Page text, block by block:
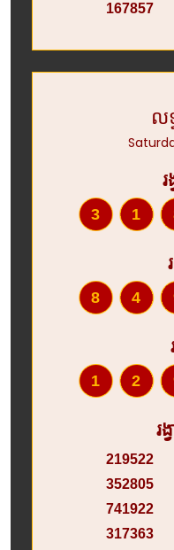
167857
ល
រ
219522
352805
741922
317363